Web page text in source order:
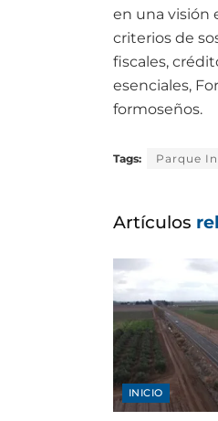
en una visión
criterios de
fiscales,
esenciales,
formoseños.
Tags: Parque
Artículos
INICIO